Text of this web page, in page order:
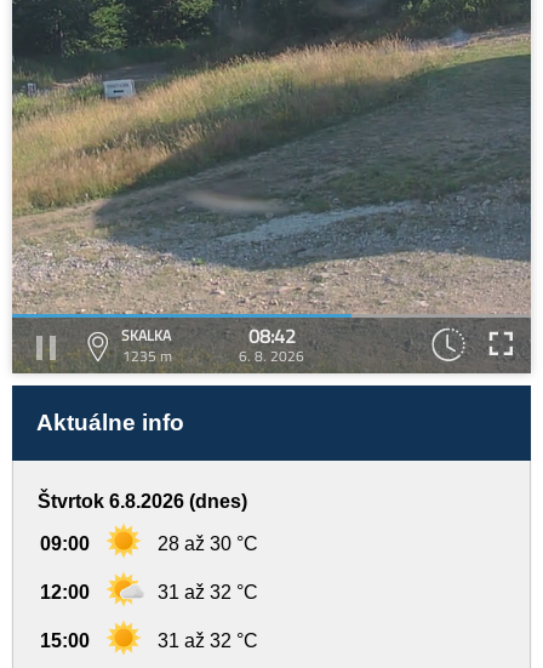
SKALKA
1235 m
08:42
6. 8. 2026
Aktuálne info
Štvrtok 6.8.2026 (dnes)
09:00 28 až 30 °C
12:00 31 až 32 °C
15:00 31 až 32 °C